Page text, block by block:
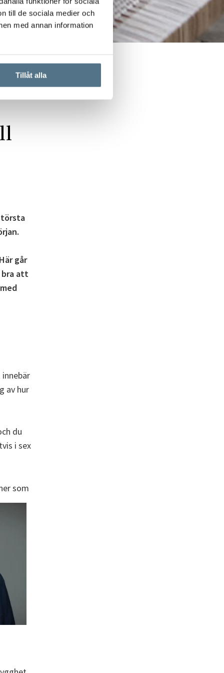
till de sociala medier och
med annan information
Tillåt alla
går
bra att
innebär
av hur
du
i sex
som